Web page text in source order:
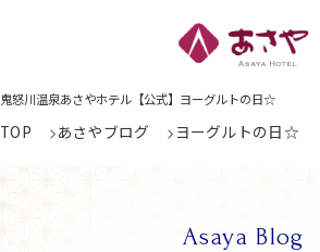
鬼怒川温泉あさやホテル【公式】ヨーグルトの日☆
TOP あさやブログ ヨーグルトの日☆
Asaya Blog